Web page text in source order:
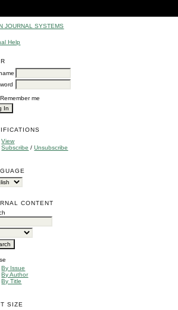
JOURNAL SYSTEMS
Help
Remember me
View
Subscribe /Unsubscribe
CONTENT
By Issue
By Author
By Title
SIZE